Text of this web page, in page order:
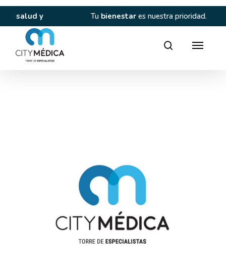
Skip
main
content
y bienestares nuestra prioridad.
search